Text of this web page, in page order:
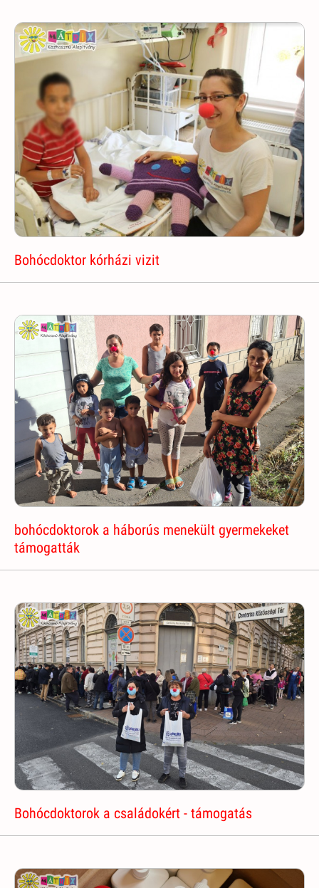
Bohócdoktor kórházi vizit
bohócdoktorok a háborús menekült gyermekeket
támogatták
Bohócdoktorok a családokért - támogatás